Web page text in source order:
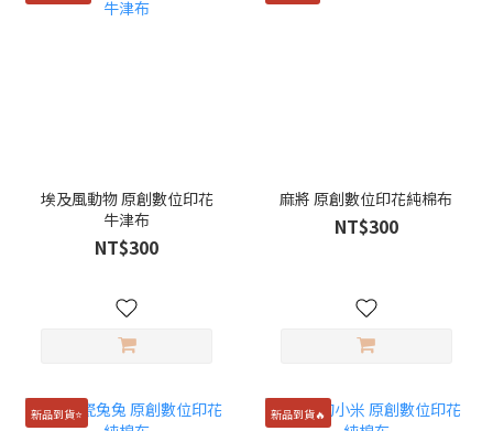
埃及風動物 原創數位印花
牛津布
NT$300
麻將 原創數位印花純棉布
NT$300
新品到貨⭐️ 新品到貨🔥